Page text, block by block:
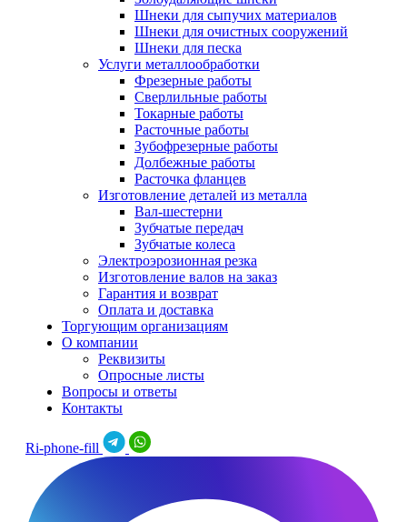
Шнеки для сыпучих материалов
Шнеки для очистных сооружений
Шнеки для песка
Услуги металлообработки
Фрезерные работы
Сверлильные работы
Токарные работы
Расточные работы
Зубофрезерные работы
Долбежные работы
Расточка фланцев
Изготовление деталей из металла
Вал-шестерни
Зубчатые передач
Зубчатые колеса
Электроэрозионная резка
Изготовление валов на заказ
Гарантия и возврат
Оплата и доставка
Торгующим организациям
О компании
Реквизиты
Опросные листы
Вопросы и ответы
Контакты
Ri-phone-fill